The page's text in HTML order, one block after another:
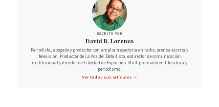
ESCRITO POR
David R. Lorenzo
Periodista, abogado y productor con amplia trayectoria en radio, prensa escrita y
televisión. Productor de La Voz del Detallista, exdirector de comunicación
institucional y director de Libertad de Expresión. Multipremiado en literatura y
periodismo.
Ver todos sus artículos →